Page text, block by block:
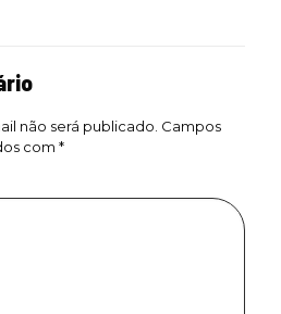
não será publicado. Campos
com *